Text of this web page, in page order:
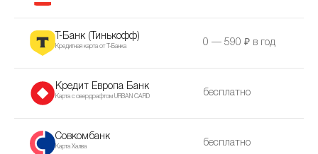
Т-Банк (Тинькофф)
Кредитная карта от Т-Банка 0 — 590 ₽ в год
Кредит Европа Банк
Карта с овердрафтом URBAN CARD бесплатно
Совкомбанк
Карта Халва бесплатно